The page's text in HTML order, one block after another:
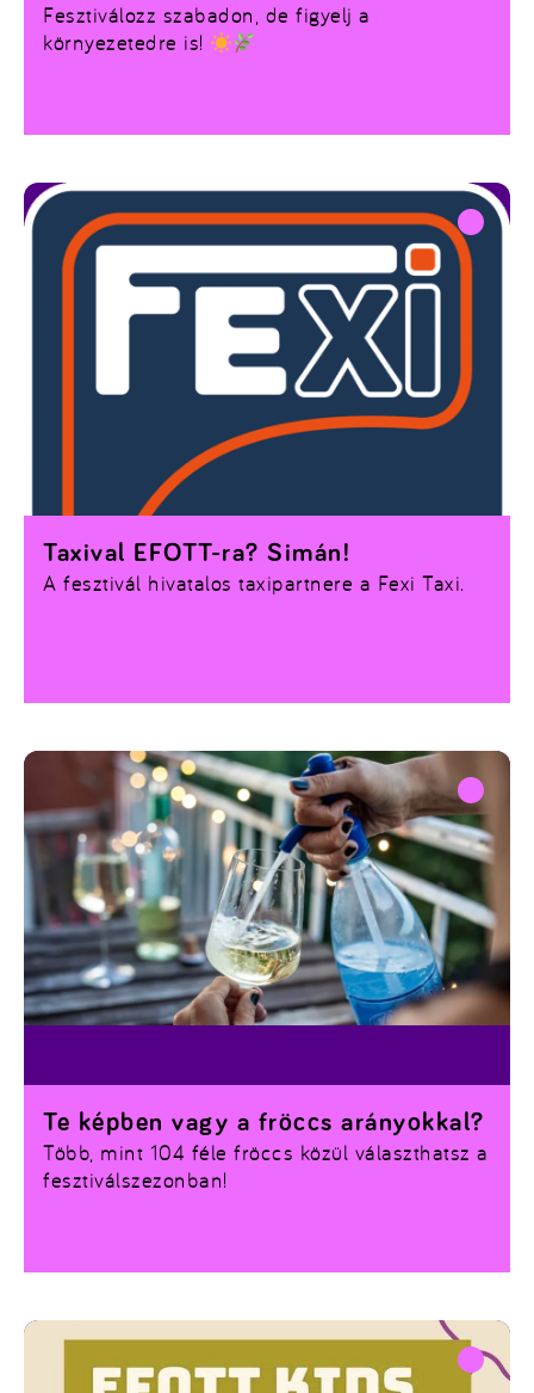
Fesztiválozz szabadon, de figyelj a
környezetedre is!
A fesztivál hivatalos taxipartnere a Fexi Taxi.
Taxival EFOTT-ra? Simán!
Több, mint 104 féle fröccs közül választhatsz a
fesztiválszezonban!
Te képben vagy a fröccs arányokkal?